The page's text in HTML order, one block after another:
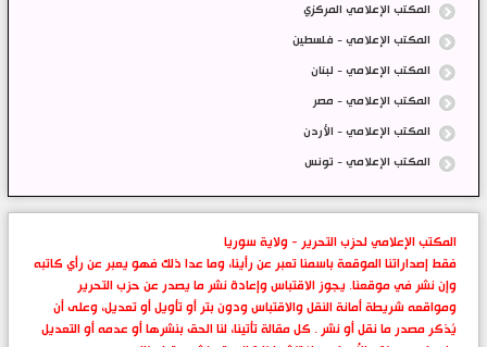
المكتب الإعلامي المركزي
المكتب الإعلامي - فلسطين
المكتب الإعلامي - لبنان
المكتب الإعلامي - مصر
المكتب الإعلامي - الأردن
المكتب الإعلامي - تونس
المكتب الإعلامي لحزب التحرير - ولاية سوريا
فقط إصداراتنا الموقعة باسمنا تعبر عن رأينا، وما عدا ذلك فهو يعبر عن رأي كاتبه
وإن نشر في موقعنا. يجوز الاقتباس وإعادة نشر ما يصدر عن حزب التحرير
ومواقعه شريطة أمانة النقل والاقتباس ودون بتر أو تأويل أو تعديل، وعلى أن
يُذكر مصدر ما نقل أو نشر . كل مقالة تأتينا، لنا الحق بنشرها أو عدمه أو التعديل